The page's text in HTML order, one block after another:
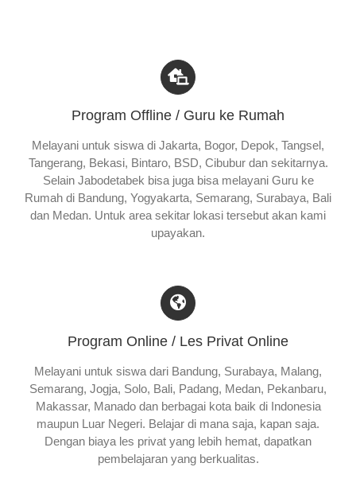
Program Offline / Guru ke Rumah
Melayani untuk siswa di Jakarta, Bogor, Depok, Tangsel,
Tangerang, Bekasi, Bintaro, BSD, Cibubur dan sekitarnya.
Selain Jabodetabek bisa juga bisa melayani Guru ke
Rumah di Bandung, Yogyakarta, Semarang, Surabaya, Bali
dan Medan. Untuk area sekitar lokasi tersebut akan kami
upayakan.
Program Online / Les Privat Online
Melayani untuk siswa dari Bandung, Surabaya, Malang,
Semarang, Jogja, Solo, Bali, Padang, Medan, Pekanbaru,
Makassar, Manado dan berbagai kota baik di Indonesia
maupun Luar Negeri. Belajar di mana saja, kapan saja.
Dengan biaya les privat yang lebih hemat, dapatkan
pembelajaran yang berkualitas.